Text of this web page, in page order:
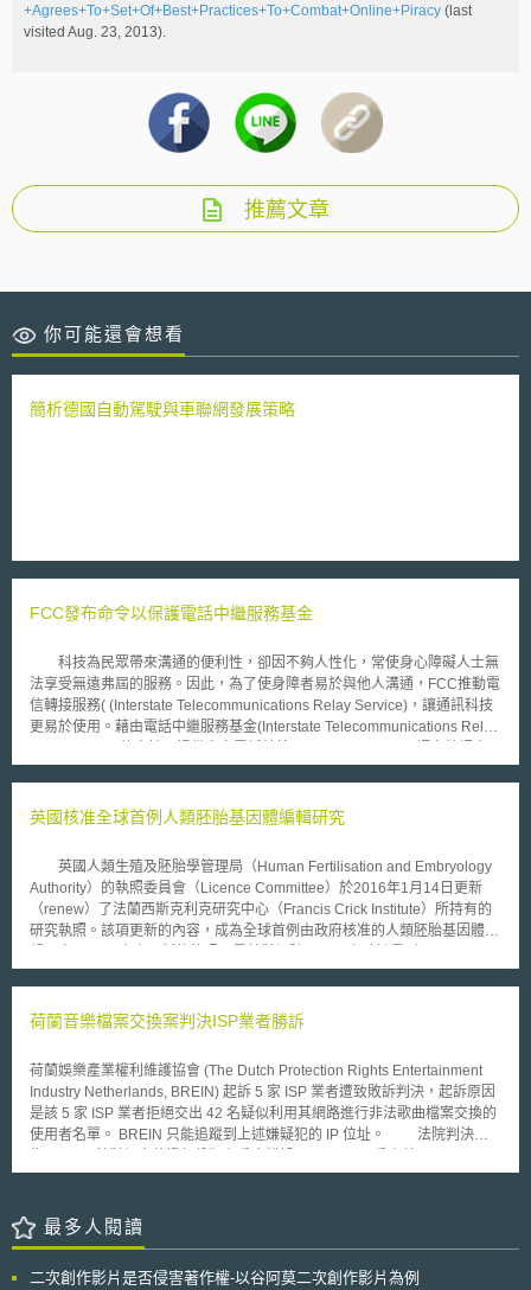
+Agrees+To+Set+Of+Best+Practices+To+Combat+Online+Piracy (last
visited Aug. 23, 2013).
推薦文章
你可能還會想看
簡析德國自動駕駛與車聯網發展策略
FCC發布命令以保護電話中繼服務基金
科技為民眾帶來溝通的便利性，卻因不夠人性化，常使身心障礙人士無
法享受無遠弗屆的服務。因此，為了使身障者易於與他人溝通，FCC推動電
信轉接服務( (Interstate Telecommunications Relay Service)，讓通訊科技
更易於使用。藉由電話中繼服務基金(Interstate Telecommunications Relay
(Speech-to-Speech)、電話字幕服務(Captioned Telephone Service)、視
Protocol Captioned Telephone Service，下述簡稱IPCTS)，協助聽障、語
要求IPCTS的補助與日俱增，從2012年6月起，每個月成長約11%，且導致
10月時面臨請求總支出超過預算4百萬美元之危機。為了解決電話中繼服務
基金(Interstate Telecommunications Relay Service Fund)面臨嚴重資金不
足的威脅，FCC在2013年01月25日公佈FCC 13-13法規制定建議通知
(Notice of Proposed Rulemaking)，希望藉由下述規定，短暫性解決民眾過
的方式，鼓勵民眾使用網路轉接字幕電話服務。 2.供應商提供IPCTS服務，
供應商需取得用戶自我認證，才能完成註冊程序。 ‧ 使用者並非使用從政
得公正第三方證明。 3.供應商提供設備與軟體，必須於每通電話完成後，可
以自動關閉。亦即消費者每次使用時，均需經過開啟的步驟，以保護隱私。
在FCC適度處理IPCTS不當使用後，可以預見電話中繼服務基金更能發
揮所需，此舉不僅使科技更貼近於大眾、減少溝通障礙外，更可落實普世價
值，使美國社會福利更加完善。
英國核准全球首例人類胚胎基因體編輯研究
英國人類生殖及胚胎學管理局（Human Fertilisation and Embryology
Authority）的執照委員會（Licence Committee）於2016年1月14日更新
（renew）了法蘭西斯克利克研究中心（Francis Crick Institute）所持有的
研究執照。該項更新的內容，成為全球首例由政府核准的人類胚胎基因體編
project）所簽發的。該計畫全名是「人類剩餘胚胎幹細胞之研究：人類胚胎
化」（Derivation of stem cells from human surplus embryos: the
characterisation of factor necessary for maintaining pluripotency and
specific differentiation towards transplantable tissues），該計畫的執照是
在2005年時核准，有效期限至2016年3月26日。本次申請更新主要的變動
有二，一是將計畫全名中的「剩餘」（surplus）二字拿掉，一是在執照內
新增基因體編輯的研究技術──「CRISPR/Cas9」，並計劃將其運用在人類
的過程中，委員會依據申請人提交的計畫以及兩份同儕審查（peer
review）的意見，審查了該計畫對人類胚胎進行人體試驗的可行性、必要性
及合法性等議題。委員會確認該計畫的研究目的符合相關法令的要求，亦遵
荷蘭音樂檔案交換案判決ISP業者勝訴
荷蘭娛樂產業權利維護協會 (The Dutch Protection Rights Entertainment
Industry Netherlands, BREIN) 起訴 5 家 ISP 業者遭致敗訴判決，起訴原因
是該 5 家 ISP 業者拒絕交出 42 名疑似利用其網路進行非法歌曲檔案交換的
使用者名單。 BREIN 只能追蹤到上述嫌疑犯的 IP 位址。 法院判決認
Sentry 就網路上侵害著作權的公開論壇 (Popular Online Forum) 及 P2P 服
Sentry 僅檢測 Kazza 的共享檔案夾，但這些檔案夾中亦會包括個人使用檔
案，因此，原告所提出檔案證據並不足以證明被告將有侵權之虞的歌曲檔案
者仍有可能依法律要求而交出其網路使用者個人資料。
最多人閱讀
二次創作影片是否侵害著作權-以谷阿莫二次創作影片為例